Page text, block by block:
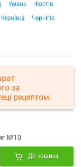
Умань
Фастів
Чернівці
Чернігів
за
рецептом.
№10
До кошика